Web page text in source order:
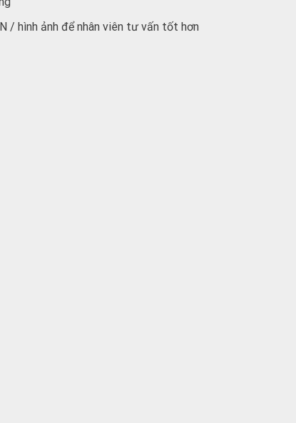
/ hình ảnh để nhân viên tư vấn tốt hơn
- L32114302 số lượng